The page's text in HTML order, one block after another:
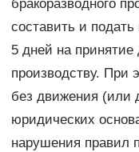
бракоразводного
составить и
5 дней на принятие
производству. При
без движения (или
юридических
нарушения правил